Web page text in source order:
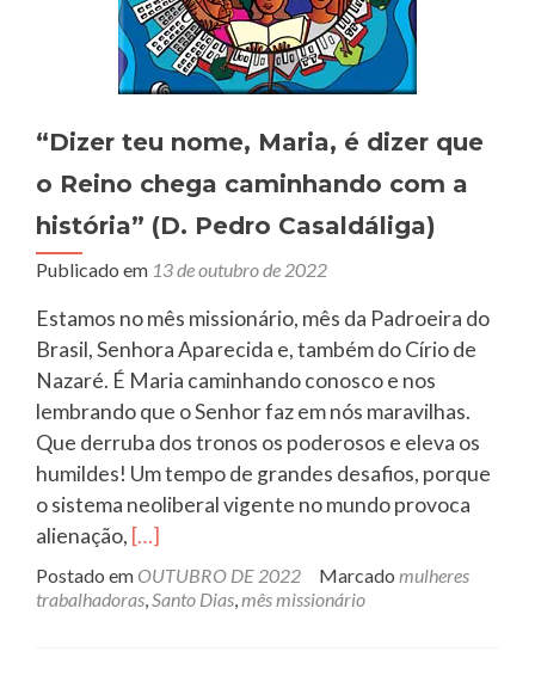
“Dizer teu nome, Maria, é dizer que
o Reino chega caminhando com a
história” (D. Pedro Casaldáliga)
Publicado em 13 de outubro de 2022
Estamos no mês missionário, mês da Padroeira do
Brasil, Senhora Aparecida e, também do Círio de
Nazaré. É Maria caminhando conosco e nos
lembrando que o Senhor faz em nós maravilhas.
Que derruba dos tronos os poderosos e eleva os
humildes! Um tempo de grandes desafios, porque
o sistema neoliberal vigente no mundo provoca
alienação, Leia
mais
sobre“Dizer
[…]
Postado em OUTUBRO DE 2022 Marcado mulheres
trabalhadoras,Santo Dias,mês missionário